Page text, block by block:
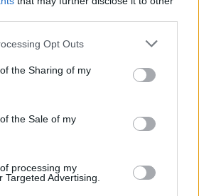
app uses one or more Google
or usage behaviour. You may click to
to Google and its third-party tags to
specified purposes in below Google
Opt Outs
the Sharing of my
the Sale of my
processing my
Targeted Advertising.
a ceglédi
műszaki hibának
oda-vissza járatnál